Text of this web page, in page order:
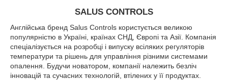
SALUS CONTROLS
Англійська бренд Salus Controls користується великою
популярністю в Україні, країнах СНД, Європі та Азії. Компанія
спеціалізується на розробці і випуску всіляких регуляторів
температури та рішень для управління різними системами
опалення. Будучи новатором, компанії належить безліч
інновацій та сучасних технологій, втілених у її продуктах.